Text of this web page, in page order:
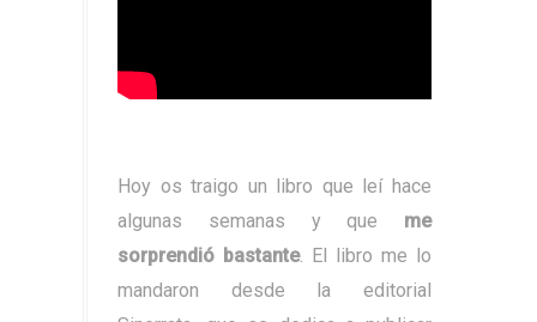
Hoy os traigo un libro que leí hace
algunas semanas y que me
sorprendió bastante. El libro me lo
mandaron desde la editorial